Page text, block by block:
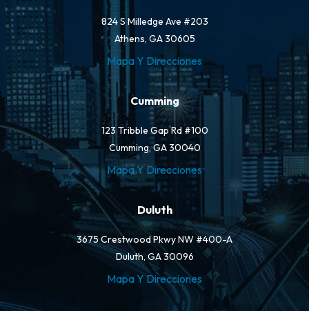
824 S Milledge Ave #203
Athens, GA 30605
Mapa Y Direcciones
Cumming
123 Tribble Gap Rd #100
Cumming, GA 30040
Mapa Y Direcciones
Duluth
3675 Crestwood Pkwy NW #400-A
Duluth, GA 30096
Mapa Y Direcciones